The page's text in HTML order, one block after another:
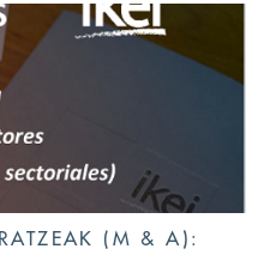
(M & A):